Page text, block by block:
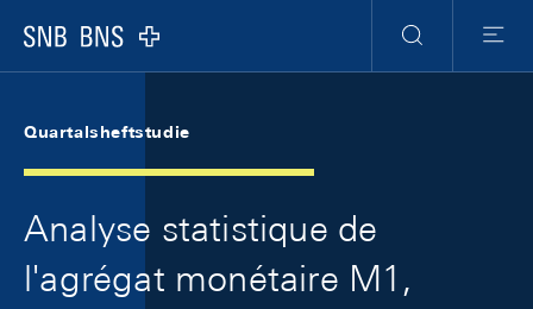
Logo
Suche
Menu
Quartalsheftstudie
Analyse statistique de
l'agrégat monétaire M1,